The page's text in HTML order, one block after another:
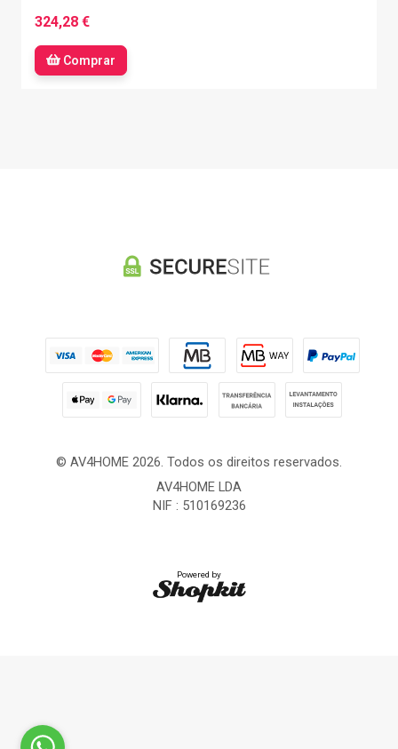
324,28 €
Comprar
© AV4HOME 2026. Todos os direitos reservados.
AV4HOME LDA
NIF : 510169236
Powered by